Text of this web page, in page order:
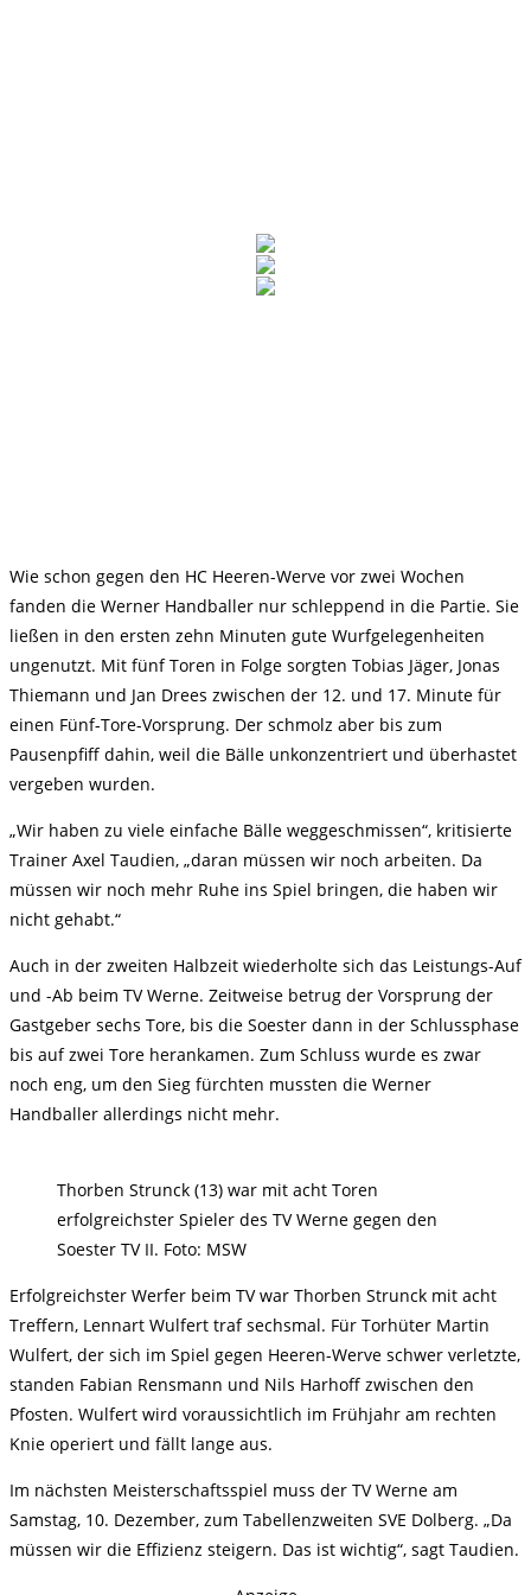
Wie schon gegen den HC Heeren-Werve vor zwei Wochen
fanden die Werner Handballer nur schleppend in die Partie. Sie
ließen in den ersten zehn Minuten gute Wurfgelegenheiten
ungenutzt. Mit fünf Toren in Folge sorgten Tobias Jäger, Jonas
Thiemann und Jan Drees zwischen der 12. und 17. Minute für
einen Fünf-Tore-Vorsprung. Der schmolz aber bis zum
Pausenpfiff dahin, weil die Bälle unkonzentriert und überhastet
vergeben wurden.
„Wir haben zu viele einfache Bälle weggeschmissen“, kritisierte
Trainer Axel Taudien, „daran müssen wir noch arbeiten. Da
müssen wir noch mehr Ruhe ins Spiel bringen, die haben wir
nicht gehabt.“
Auch in der zweiten Halbzeit wiederholte sich das Leistungs-Auf
und -Ab beim TV Werne. Zeitweise betrug der Vorsprung der
Gastgeber sechs Tore, bis die Soester dann in der Schlussphase
bis auf zwei Tore herankamen. Zum Schluss wurde es zwar
noch eng, um den Sieg fürchten mussten die Werner
Handballer allerdings nicht mehr.
Thorben Strunck (13) war mit acht Toren
erfolgreichster Spieler des TV Werne gegen den
Soester TV II. Foto: MSW
Erfolgreichster Werfer beim TV war Thorben Strunck mit acht
Treffern, Lennart Wulfert traf sechsmal. Für Torhüter Martin
Wulfert, der sich im Spiel gegen Heeren-Werve schwer verletzte,
standen Fabian Rensmann und Nils Harhoff zwischen den
Pfosten. Wulfert wird voraussichtlich im Frühjahr am rechten
Knie operiert und fällt lange aus.
Im nächsten Meisterschaftsspiel muss der TV Werne am
Samstag, 10. Dezember, zum Tabellenzweiten SVE Dolberg. „Da
müssen wir die Effizienz steigern. Das ist wichtig“, sagt Taudien.